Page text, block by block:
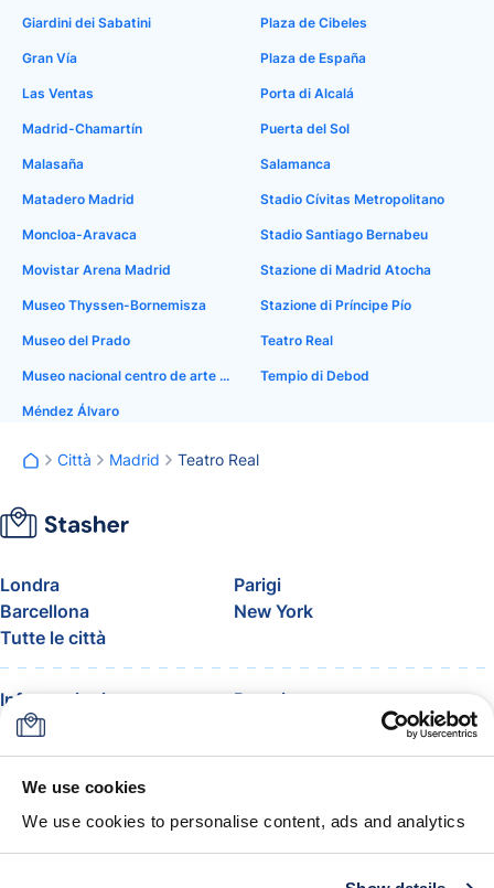
We use cookies
We use cookies to personalise content, ads and analytics
Giardini dei Sabatini
Gran Vía
Las Ventas
Madrid-Chamartín
Malasaña
Matadero Madrid
Moncloa-Aravaca
Movistar Arena Madrid
Museo Thyssen-Bornemisza
Museo del Prado
Museo nacional centro de arte reina Sofia
Méndez Álvaro
Plaza de Cibeles
Plaza de España
Porta di Alcalá
Puerta del Sol
Salamanca
Stadio Cívitas Metropolitano
Stadio Santiago Bernabeu
Stazione di Madrid Atocha
Stazione di Príncipe Pío
Teatro Real
Tempio di Debod
Città Madrid Teatro Real
Londra
Parigi
Barcellona
New York
Tutte le città
Informazioni
Prezzi
FAQ
Blog
Entra nel programma
aereo
La garanzia Stasher
Termini e condizioni